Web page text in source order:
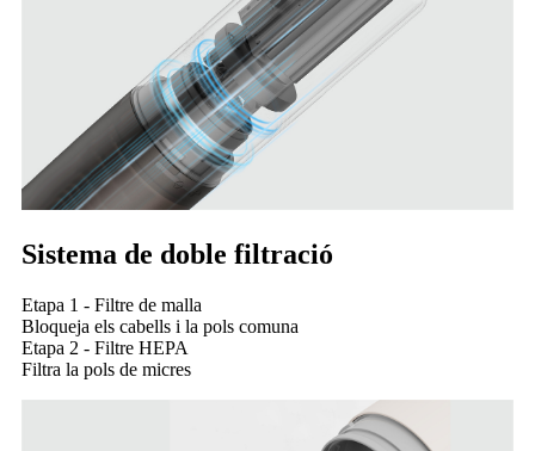
Sistema de doble filtració
Etapa 1 - Filtre de malla
Bloqueja els cabells i la pols comuna
Etapa 2 - Filtre HEPA
Filtra la pols de micres